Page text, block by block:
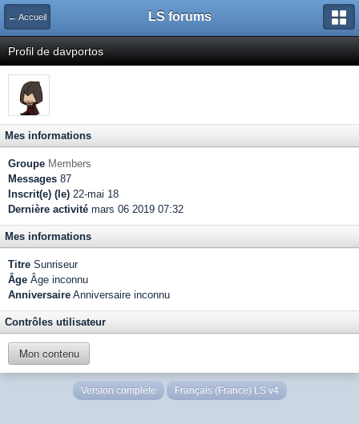
← Accueil LS forums
Profil de davportos
Mes informations
Groupe Members
Messages 87
Inscrit(e) (le) 22-mai 18
Dernière activité mars 06 2019 07:32
Mes informations
Titre Sunriseur
Âge Âge inconnu
Anniversaire Anniversaire inconnu
Contrôles utilisateur
Mon contenu
Version complète Français (France) LS v4